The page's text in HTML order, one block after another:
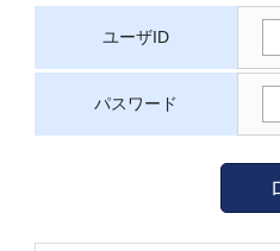
ユーザID
パスワード